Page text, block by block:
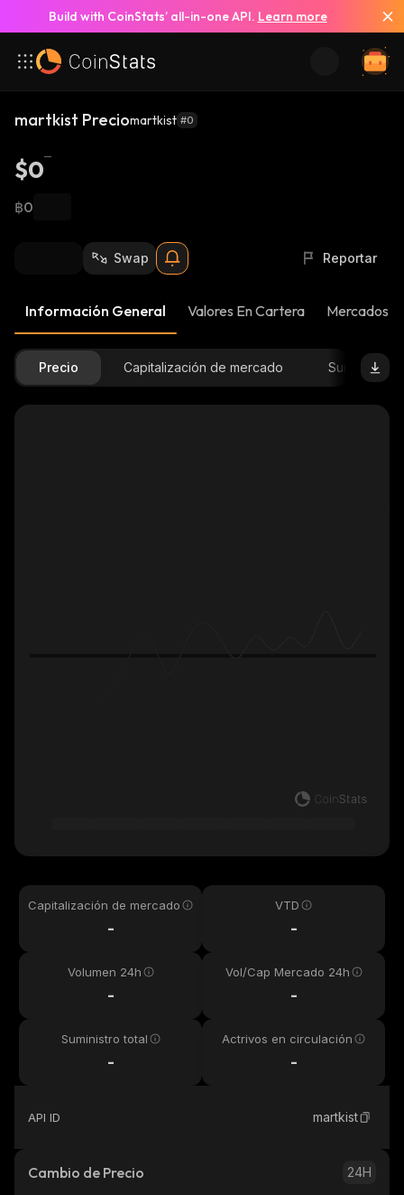
Build with CoinStats’ all-in-one API. Learn more
martkist Preciomartkist #0
$0
฿0
Swap Reportar
Información General Valores En Cartera Mercados
Precio Capitalización de mercado Suministro
Capitalización de mercado
-
VTD
-
Volumen 24h
-
Vol/Cap Mercado 24h
-
Suministro total
-
Actrivos en circulación
-
API ID martkist
Cambio de Precio 24H